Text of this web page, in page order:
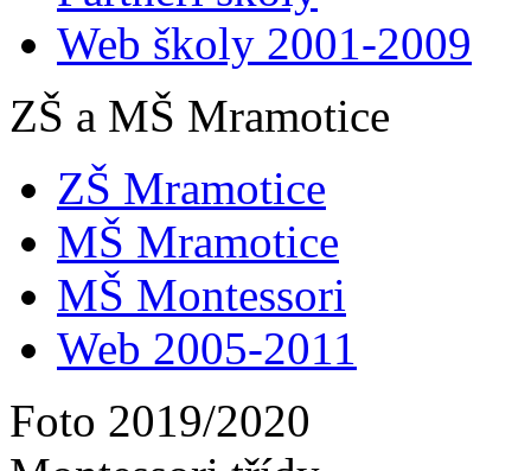
Web školy 2001-2009
ZŠ a MŠ Mramotice
ZŠ Mramotice
MŠ Mramotice
MŠ Montessori
Web 2005-2011
Foto 2019/2020